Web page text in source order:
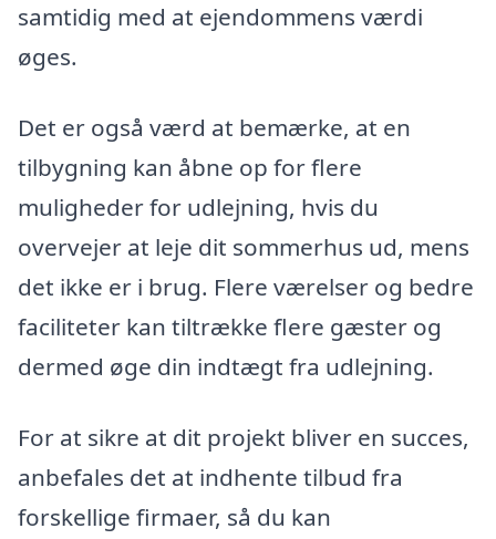
samtidig med at ejendommens værdi
øges.
Det er også værd at bemærke, at en
tilbygning kan åbne op for flere
muligheder for udlejning, hvis du
overvejer at leje dit sommerhus ud, mens
det ikke er i brug. Flere værelser og bedre
faciliteter kan tiltrække flere gæster og
dermed øge din indtægt fra udlejning.
For at sikre at dit projekt bliver en succes,
anbefales det at indhente tilbud fra
forskellige firmaer, så du kan